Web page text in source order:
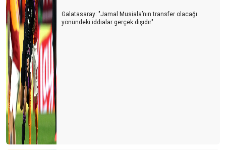
Galatasaray: "Jamal Musiala’nın transfer olacağı
yönündeki iddialar gerçek dışıdır"